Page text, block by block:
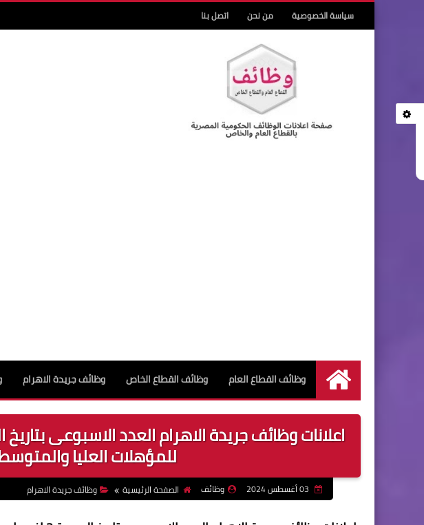
سياسة الخصوصية من نحن اتصل بنا
الرئيسية
وظائف القطاع العام وظائف القطاع الخاص وظائف جريدة الاهرام
للمؤهلات العليا
وظائف الصفحة الرئيسية وظائف جريدة الاهرام